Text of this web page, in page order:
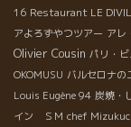
16 Restaurant LE DIVIL
アよろずやつツアー アレ
Olivier Cousin パリ・
OKOMUSU バルセロナの
Louis Eugène 94 炭焼・
イン ＳＭ chef